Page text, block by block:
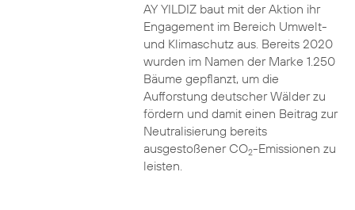
AY YILDIZ baut mit der Aktion ihr
Engagement im Bereich Umwelt-
und Klimaschutz aus. Bereits 2020
wurden im Namen der Marke 1.250
Bäume gepflanzt, um die
Aufforstung deutscher Wälder zu
fördern und damit einen Beitrag zur
Neutralisierung bereits
ausgestoßener CO2-Emissionen zu
leisten.